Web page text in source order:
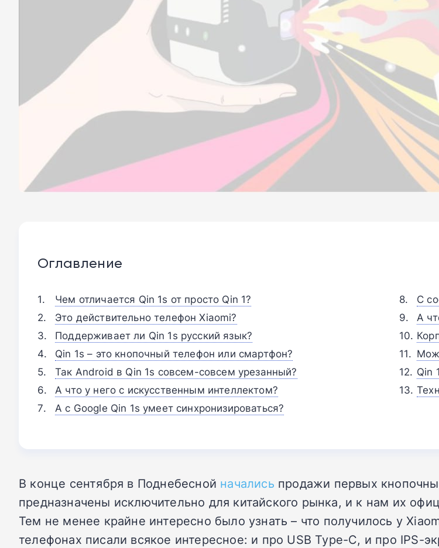
Оглавление
Чем отличается Qin 1s от просто Qin 1?
Это действительно телефон Xiaomi?
Поддерживает ли Qin 1s русский язык?
Qin 1s – это кнопочный телефон или смартфон?
Так Android в Qin 1s совсем-совсем урезанный?
А что у него с искусственным интеллектом?
А с Google Qin 1s умеет синхронизироваться?
С
А
Qin
В конце сентября в Поднебесной начались продажи первых
предназначены исключительно для китайского рынка, и к нам их
Тем не менее крайне интересно было узнать – что получилось у
телефонах писали всякое интересное: и про USB Type-C, и про IPS-